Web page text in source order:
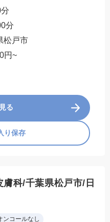
分
松戸市
円~
る
り保存
膚科/千葉県松戸市/日
ンコールなし